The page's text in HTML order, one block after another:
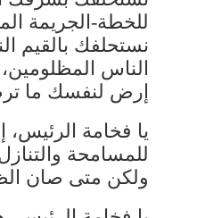
للخطة-الجريمة
نستحلفك بالقيم
الناس
إرض لنفسك ما
يا فخامة الرئيس،
للمسامحة
ولكن متى صان